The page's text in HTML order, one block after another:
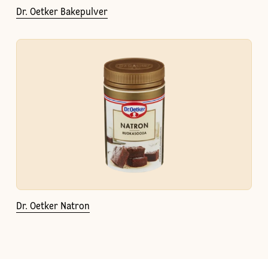
Dr. Oetker Bakepulver
Dr. Oetker Natron